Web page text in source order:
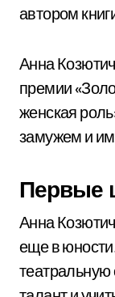
автором
Анна
премии
женская
замужем и
Первые
Анна
еще в
театральную